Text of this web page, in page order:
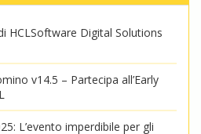
HCLSoftware Digital Solutions
v14.5 – Partecipa all’Early
L’evento imperdibile per gli